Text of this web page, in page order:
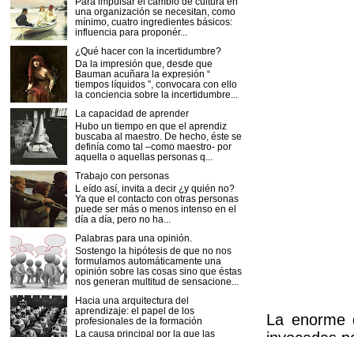
La enorme
una organización se necesitan, como
mínimo, cuatro ingredientes básicos:
influencia para proponér...
¿Qué hacer con la incertidumbre?
Da la impresión que, desde que
Bauman acuñara la expresión “
tiempos líquidos ”, convocara con ello
la conciencia sobre la incertidumbre...
La capacidad de aprender
Hubo un tiempo en que el aprendiz
buscaba al maestro. De hecho, éste se
definía como tal –como maestro- por
aquella o aquellas personas q...
Trabajo con personas
L eído así, invita a decir ¿y quién no?
Ya que el contacto con otras personas
puede ser más o menos intenso en el
día a día, pero no ha...
Palabras para una opinión.
Sostengo la hipótesis de que no nos
formulamos automáticamente una
opinión sobre las cosas sino que éstas
nos generan multitud de sensacione...
Hacia una arquitectura del
aprendizaje: el papel de los
profesionales de la formación
La causa principal por la que las